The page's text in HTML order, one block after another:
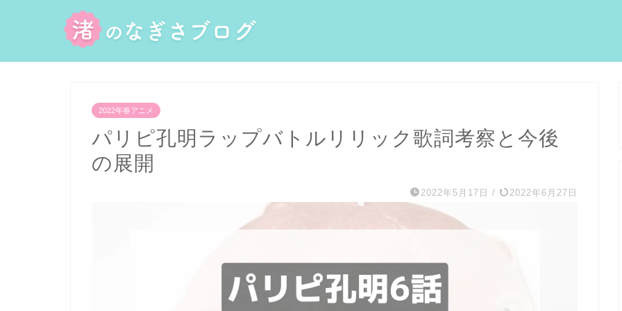
2022年春アニメ
パリピ孔明ラップバトルリリック歌詞考察と今後
の展開
2022年5月17日 / 2022年6月27日